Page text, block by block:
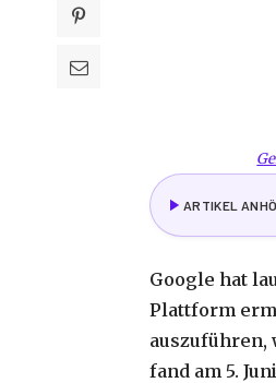
ARTIKEL
Google hat
Plattform
auszuführen,
fand am 5.